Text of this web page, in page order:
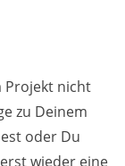
Projekt nicht
zu Deinem
oder Du
wieder eine